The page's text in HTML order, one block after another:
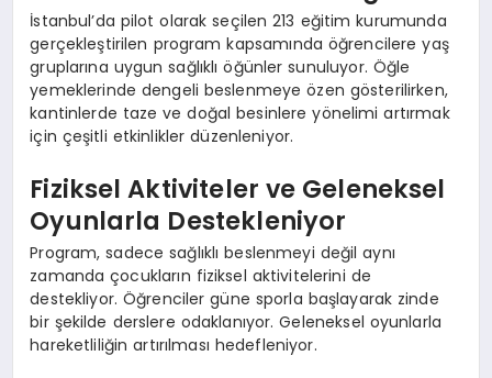
İstanbul’da pilot olarak seçilen 213 eğitim kurumunda
gerçekleştirilen program kapsamında öğrencilere yaş
gruplarına uygun sağlıklı öğünler sunuluyor. Öğle
yemeklerinde dengeli beslenmeye özen gösterilirken,
kantinlerde taze ve doğal besinlere yönelimi artırmak
için çeşitli etkinlikler düzenleniyor.
Fiziksel Aktiviteler ve Geleneksel
Oyunlarla Destekleniyor
Program, sadece sağlıklı beslenmeyi değil aynı
zamanda çocukların fiziksel aktivitelerini de
destekliyor. Öğrenciler güne sporla başlayarak zinde
bir şekilde derslere odaklanıyor. Geleneksel oyunlarla
hareketliliğin artırılması hedefleniyor.